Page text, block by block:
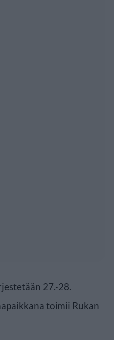
27.-28.
toimii Rukan